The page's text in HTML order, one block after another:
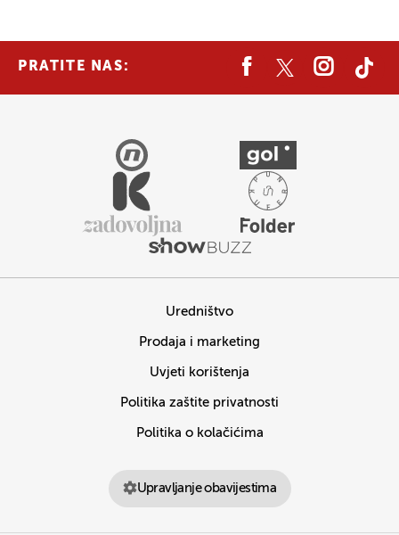
PRATITE NAS:
Uredništvo
Prodaja i marketing
Uvjeti korištenja
Politika zaštite privatnosti
Politika o kolačićima
Upravljanje obavijestima